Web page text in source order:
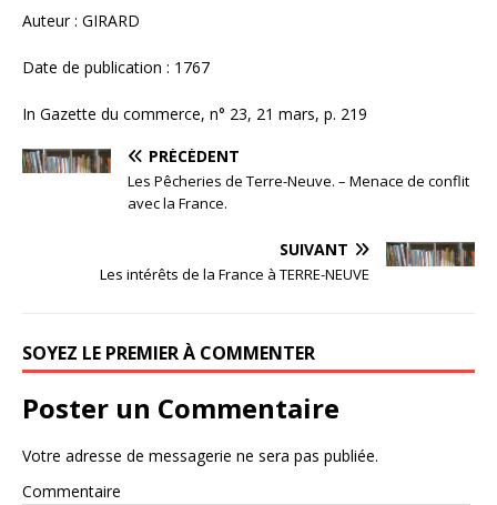
Auteur : GIRARD
Date de publication : 1767
In Gazette du commerce, n° 23, 21 mars, p. 219
PRÉCÉDENT
Les Pêcheries de Terre-Neuve. – Menace de conflit
avec la France.
SUIVANT
Les intérêts de la France à TERRE-NEUVE
SOYEZ LE PREMIER À COMMENTER
Poster un Commentaire
Votre adresse de messagerie ne sera pas publiée.
Commentaire